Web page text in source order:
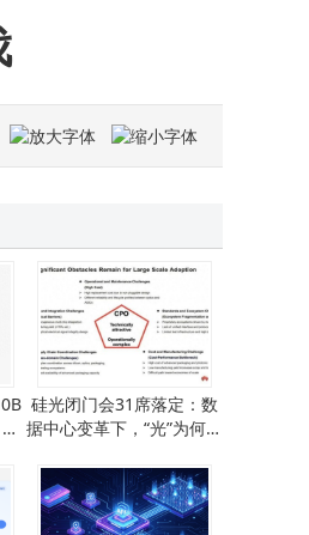
在南昌成立新能源公司
公司，注册资本1亿元
发机器人公司磅策医疗
在苏州成立住房租赁公司
公司，含集成电路业务
硅光闭门会31席落定：数
据中心变革下，“光”为何成